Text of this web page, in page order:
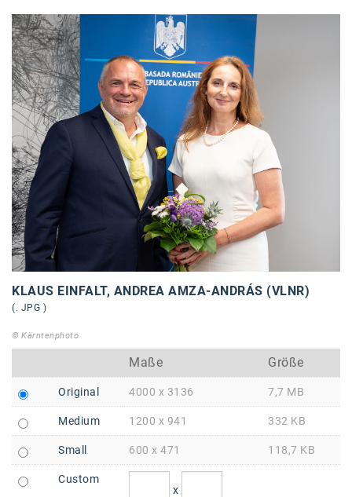
Accor
ALC
Anadi Bank
Arthur D. Little
Bake the Shape
BBDO Wien
bellaflora
Be.See.
BISON
Brandl Talos
Braun
Bundesdenkmalamt
Calle Libre
DDB Wien
Enkeltaugliches Österreich
KLAUS EINFALT, ANDREA AMZA-ANDRÁS (VLNR)
(. JPG )
© Kärntenphoto
Maße Größe
Original 4000 x 3136 7,7 MB
Medium 1200 x 941 332 KB
Small 600 x 471 118,7 KB
Custom
x